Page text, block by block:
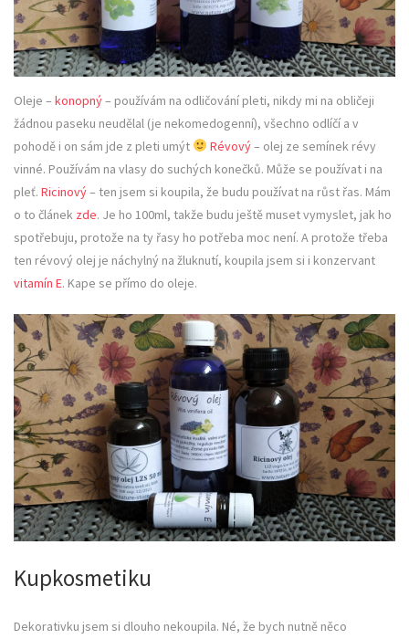
Oleje – konopný– používám na odličování pleti, nikdy mi na obličeji
žádnou paseku neudělal (je nekomedogenní), všechno odlíčí a v
pohodě i on sám jde z pleti umýt
Révový– olej ze semínek révy
vinné. Používám na vlasy do suchých konečků. Může se používat i na
pleť. Ricinový– ten jsem si koupila, že budu používat na růst řas. Mám
o to článek zde. Je ho 100ml, takže budu ještě muset vymyslet, jak ho
spotřebuju, protože na ty řasy ho potřeba moc není. A protože třeba
ten révový olej je náchylný na žluknutí, koupila jsem si i konzervant
vitamín E. Kape se přímo do oleje.
Kupkosmetiku
Dekorativku jsem si dlouho nekoupila. Né, že bych nutně něco